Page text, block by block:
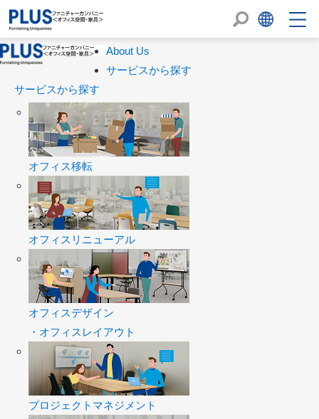
About Us
サービスから探す
サービスから探す
オフィス移転
オフィスリニューアル
オフィスデザイン
・オフィスレイアウト
プロジェクトマネジメント